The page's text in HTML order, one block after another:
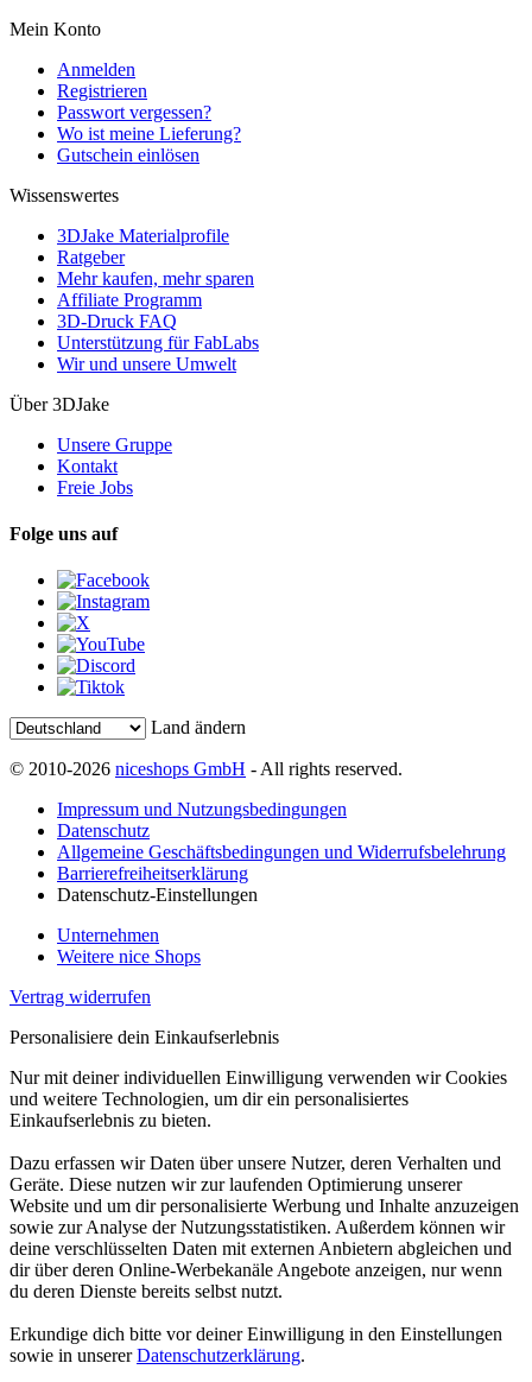
Mein Konto
Anmelden
Registrieren
Passwort vergessen?
Wo ist meine Lieferung?
Gutschein einlösen
Wissenswertes
3DJake Materialprofile
Ratgeber
Mehr kaufen, mehr sparen
Affiliate Programm
3D-Druck FAQ
Unterstützung für FabLabs
Wir und unsere Umwelt
Über 3DJake
Unsere Gruppe
Kontakt
Freie Jobs
Folge uns auf
Land ändern
© 2010-2026 niceshops GmbH - All rights reserved.
Impressum und Nutzungsbedingungen
Datenschutz
Allgemeine Geschäftsbedingungen und Widerrufsbelehrung
Barrierefreiheitserklärung
Datenschutz-Einstellungen
Unternehmen
Weitere nice Shops
Vertrag widerrufen
Personalisiere dein Einkaufserlebnis
Nur mit deiner individuellen Einwilligung verwenden wir Cookies
und weitere Technologien, um dir ein personalisiertes
Einkaufserlebnis zu bieten.
Dazu erfassen wir Daten über unsere Nutzer, deren Verhalten und
Geräte. Diese nutzen wir zur laufenden Optimierung unserer
Website und um dir personalisierte Werbung und Inhalte anzuzeigen
sowie zur Analyse der Nutzungsstatistiken. Außerdem können wir
deine verschlüsselten Daten mit externen Anbietern abgleichen und
dir über deren Online-Werbekanäle Angebote anzeigen, nur wenn
du deren Dienste bereits selbst nutzt.
Erkundige dich bitte vor deiner Einwilligung in den Einstellungen
sowie in unsererDatenschutzerklärung.